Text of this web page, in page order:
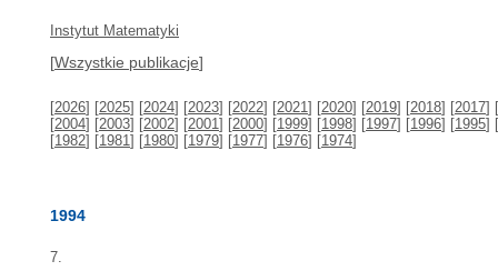
Instytut Matematyki
[Wszystkie publikacje]
[2026] [2025] [2024] [2023] [2022] [2021] [2020] [2019] [2018] [2017] [
[2004] [2003] [2002] [2001] [2000] [1999] [1998] [1997] [1996] [1995] [
[1982] [1981] [1980] [1979] [1977] [1976] [1974]
1994
7.